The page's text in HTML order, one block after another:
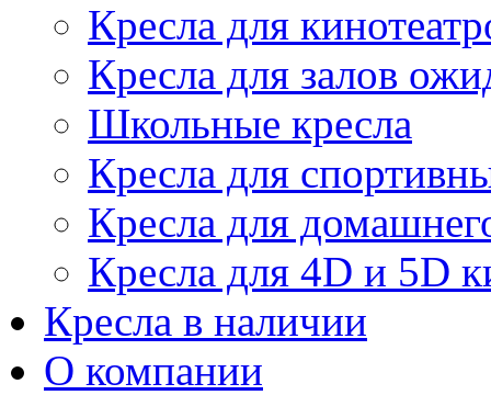
Кресла для
Кресла для залов
Школьные кресла
Кресла для
Кресла для
Кресла для 4D и 5D
Кресла в наличии
О компании